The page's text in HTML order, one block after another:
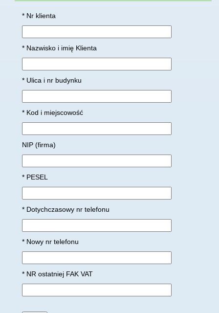
* Nr klienta
* Nazwisko i imię Klienta
* Ulica i nr budynku
* Kod i miejscowość
NIP (firma)
* PESEL
* Dotychczasowy nr telefonu
* Nowy nr telefonu
* NR ostatniej FAK VAT